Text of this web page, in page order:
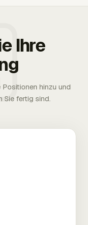
Ihre
Positionen hinzu und
Sie fertig sind.